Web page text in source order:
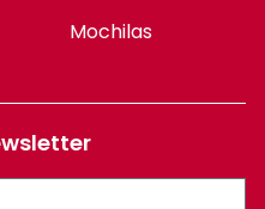
Mochilas